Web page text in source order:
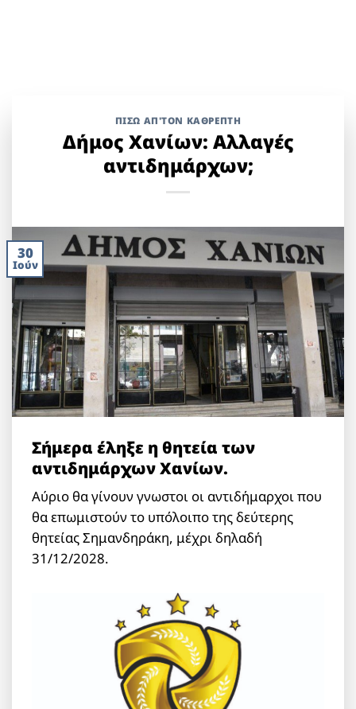
ΠΙΣΩ ΑΠ'ΤΟΝ ΚΑΘΡΕΠΤΗ
Δήμος Χανίων: Αλλαγές
αντιδημάρχων;
30
Ιούν
Σήμερα έληξε η θητεία των
αντιδημάρχων Χανίων.
Αύριο θα γίνουν γνωστοι οι αντιδήμαρχοι που
θα επωμιστούν το υπόλοιπο της δεύτερης
θητείας Σημανδηράκη, μέχρι δηλαδή
31/12/2028.